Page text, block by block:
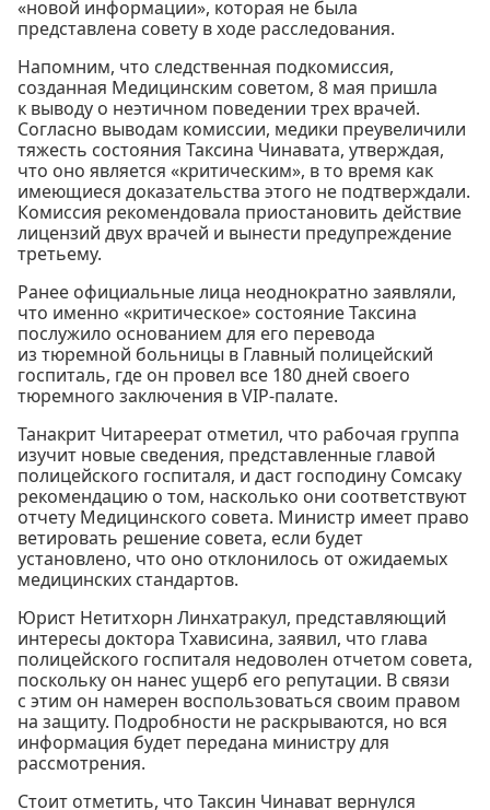
«новой информации», которая не была
представлена совету в ходе расследования.
Напомним, что следственная подкомиссия,
созданная Медицинским советом, 8 мая пришла
к выводу о неэтичном поведении трех врачей.
Согласно выводам комиссии, медики преувеличили
тяжесть состояния Таксина Чинавата, утверждая,
что оно является «критическим», в то время как
имеющиеся доказательства этого не подтверждали.
Комиссия рекомендовала приостановить действие
лицензий двух врачей и вынести предупреждение
третьему.
Ранее официальные лица неоднократно заявляли,
что именно «критическое» состояние Таксина
послужило основанием для его перевода
из тюремной больницы в Главный полицейский
госпиталь, где он провел все 180 дней своего
тюремного заключения в VIP-палате.
Танакрит Читареерат отметил, что рабочая группа
изучит новые сведения, представленные главой
полицейского госпиталя, и даст господину Сомсаку
рекомендацию о том, насколько они соответствуют
отчету Медицинского совета. Министр имеет право
ветировать решение совета, если будет
установлено, что оно отклонилось от ожидаемых
медицинских стандартов.
Юрист Нетитхорн Линхатракул, представляющий
интересы доктора Тхависина, заявил, что глава
полицейского госпиталя недоволен отчетом совета,
поскольку он нанес ущерб его репутации. В связи
с этим он намерен воспользоваться своим правом
на защиту. Подробности не раскрываются, но вся
информация будет передана министру для
рассмотрения.
Стоит отметить, что Таксин Чинават вернулся